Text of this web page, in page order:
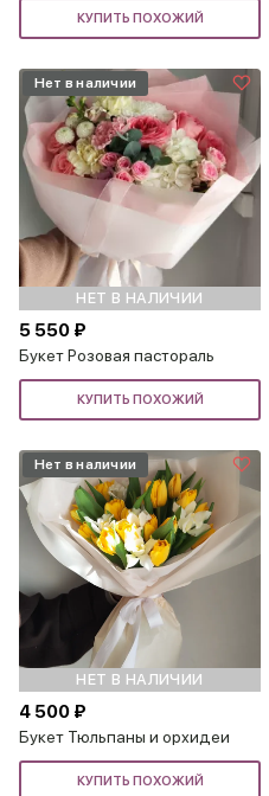
КУПИТЬ ПОХОЖИЙ
НЕТ В НАЛИЧИИ
Нет в наличии
5 550 ₽
Букет Розовая пастораль
КУПИТЬ ПОХОЖИЙ
НЕТ В НАЛИЧИИ
Нет в наличии
4 500 ₽
Букет Тюльпаны и орхидеи
КУПИТЬ ПОХОЖИЙ